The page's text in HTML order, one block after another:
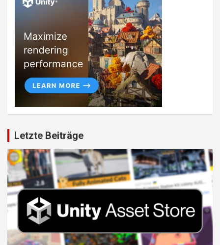
Letzte Beiträge